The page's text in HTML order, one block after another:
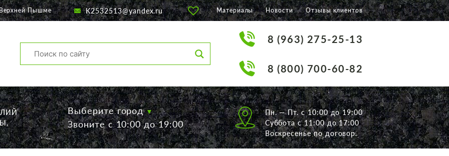
Пышме K2532513@yandex.ru Материалы Новости Отзывы клиентов
8 (963) 275-25-13
8 (800) 700-60-82
Выберите город
Звоните с 10:00 до 19:00
Пн. — Пт. с 10:00 до 19:00
Суббота с 11:00 до 17:00
Воскресенье по договор.